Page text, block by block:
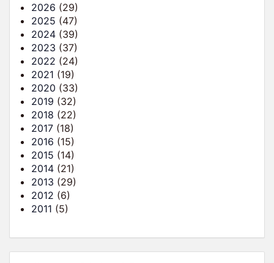
2026 (29)
2025 (47)
2024(39)
2023 (37)
2022 (24)
2021 (19)
2020 (33)
2019 (32)
2018 (22)
2017(18)
2016 (15)
2015 (14)
2014(21)
2013 (29)
2012 (6)
2011 (5)